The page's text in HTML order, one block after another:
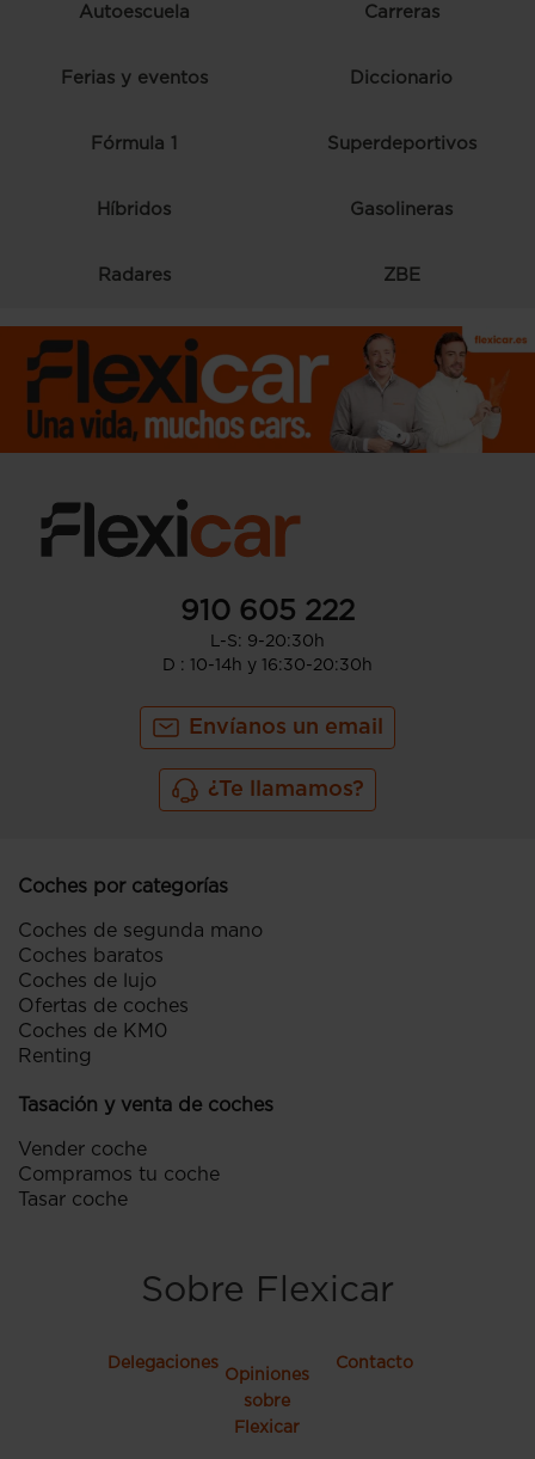
Autoescuela Carreras
Ferias y eventos Diccionario
Fórmula 1 Superdeportivos
Híbridos Gasolineras
Radares ZBE
910 605 222
L-S: 9-20:30h
D : 10-14h y 16:30-20:30h
Envíanos un email
¿Te llamamos?
Coches por categorías
Coches de segunda mano
Coches baratos
Coches de lujo
Ofertas de coches
Coches de KM0
Renting
Tasación y venta de coches
Vender coche
Compramos tu coche
Tasar coche
Sobre Flexicar
Delegaciones
Opiniones
sobre
Flexicar
Contacto